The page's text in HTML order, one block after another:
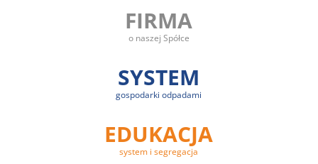
FIRMA
o naszej Spółce
SYSTEM
gospodarki odpadami
EDUKACJA
system i segregacja